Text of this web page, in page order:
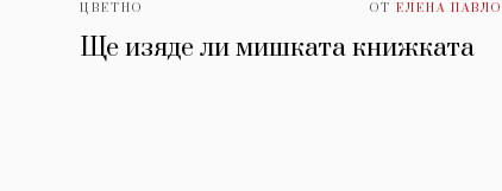
ЦВЕТНО ОТЕЛЕНА
Ще изяде ли мишката книжката